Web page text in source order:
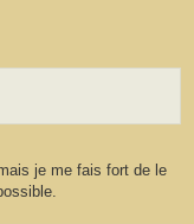
je me fais fort de le